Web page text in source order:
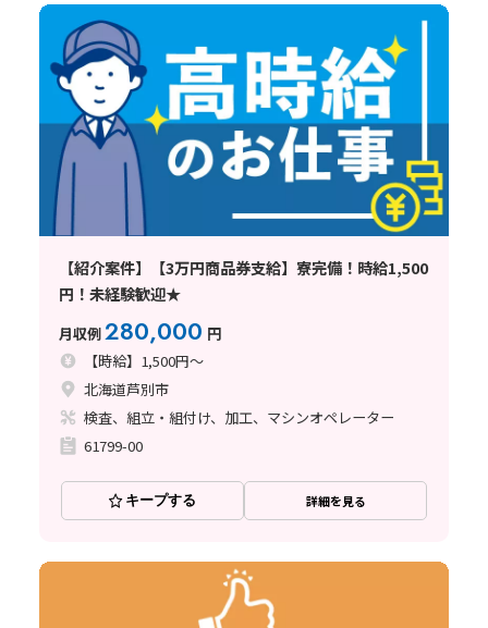
【紹介案件】【3万円商品券支給】寮完備！時給1,500
円！未経験歓迎★
月収例280,000 円
【時給】1,500円～
北海道芦別市
検査、組立・組付け、加工、マシンオペレーター
61799-00
キープする 詳細を見る